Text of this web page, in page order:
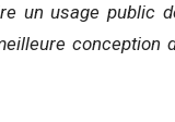
usage public
conception